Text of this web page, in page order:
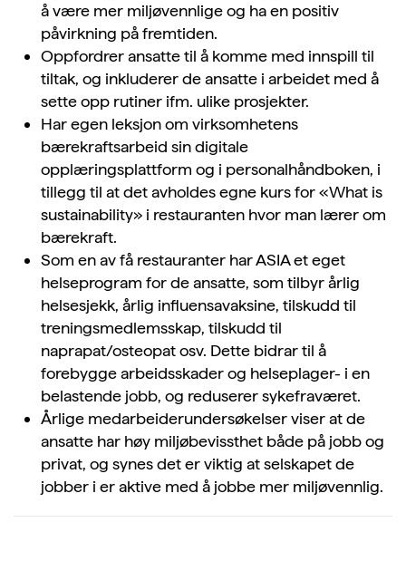
å være mer miljøvennlige og ha en positiv
påvirkning på fremtiden.
Oppfordrer ansatte til å komme med innspill til
tiltak, og inkluderer de ansatte i arbeidet med å
sette opp rutiner ifm. ulike prosjekter.
Har egen leksjon om virksomhetens
bærekraftsarbeid sin digitale
opplæringsplattform og i personalhåndboken, i
tillegg til at det avholdes egne kurs for «What is
sustainability» i restauranten hvor man lærer om
bærekraft.
Som en av få restauranter har ASIA et eget
helseprogram for de ansatte, som tilbyr årlig
helsesjekk, årlig influensavaksine, tilskudd til
treningsmedlemsskap, tilskudd til
naprapat/osteopat osv. Dette bidrar til å
forebygge arbeidsskader og helseplager- i en
belastende jobb, og reduserer sykefraværet.
Årlige medarbeiderundersøkelser viser at de
ansatte har høy miljøbevissthet både på jobb og
privat, og synes det er viktig at selskapet de
jobber i er aktive med å jobbe mer miljøvennlig.